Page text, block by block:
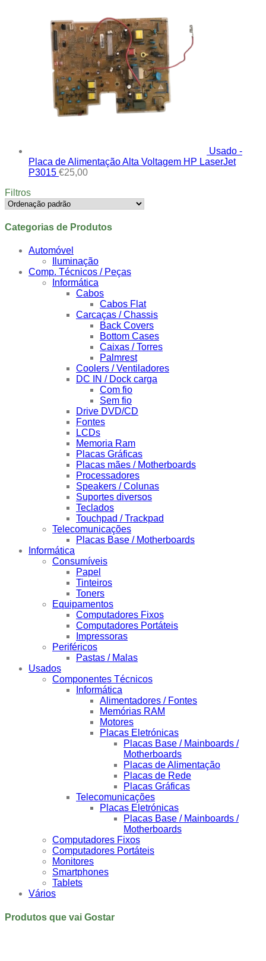
Usado -
Placa de Alimentação Alta Voltagem HP LaserJet
P3015 €25,00
Filtros
Categorias de Produtos
Automóvel
Iluminação
Comp. Técnicos / Peças
Informática
Cabos
Cabos Flat
Carcaças / Chassis
Back Covers
Bottom Cases
Caixas / Torres
Palmrest
Coolers / Ventiladores
DC IN / Dock carga
Com fio
Sem fio
Drive DVD/CD
Fontes
LCDs
Memoria Ram
Placas Gráficas
Placas mães / Motherboards
Processadores
Speakers / Colunas
Suportes diversos
Teclados
Touchpad / Trackpad
Telecomunicações
Placas Base / Motherboards
Informática
Consumíveis
Papel
Tinteiros
Toners
Equipamentos
Computadores Fixos
Computadores Portáteis
Impressoras
Periféricos
Pastas / Malas
Usados
Componentes Técnicos
Informática
Alimentadores / Fontes
Memórias RAM
Motores
Placas Eletrónicas
Placas Base / Mainboards /
Motherboards
Placas de Alimentação
Placas de Rede
Placas Gráficas
Telecomunicações
Placas Eletrónicas
Placas Base / Mainboards /
Motherboards
Computadores Fixos
Computadores Portáteis
Monitores
Smartphones
Tablets
Vários
Produtos que vai Gostar